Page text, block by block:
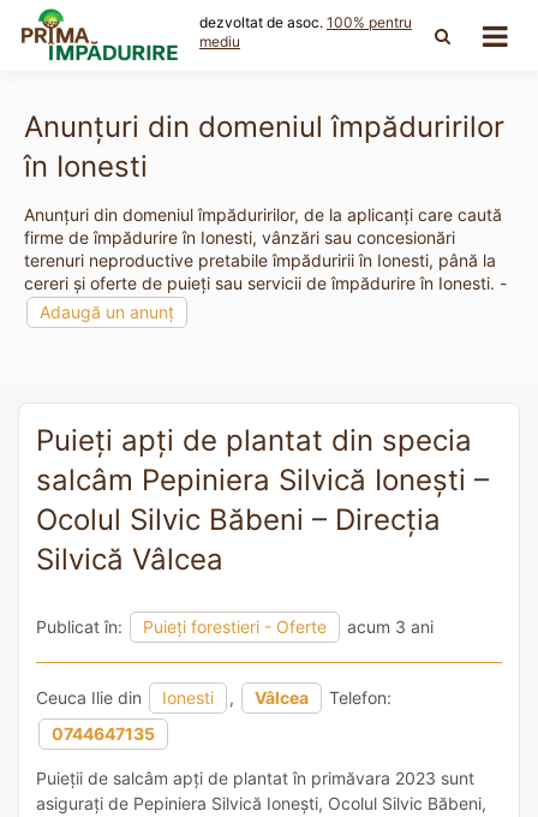
content
dezvoltat de asoc. 100% pentru
mediu
Anunțuri din domeniul împăduririlor
în Ionesti
Anunțuri din domeniul împăduririlor, de la aplicanți care caută
firme de împădurire în Ionesti, vânzări sau concesionări
terenuri neproductive pretabile împăduririi în Ionesti, până la
cereri și oferte de puieți sau servicii de împădurire în Ionesti. -
Adaugă un anunț
Puieți apți de plantat din specia
salcâm Pepiniera Silvică Ionești –
Ocolul Silvic Băbeni – Direcția
Silvică Vâlcea
Publicat în: Puieți forestieri - Oferte acum 3 ani
Ceuca Ilie din Ionesti , Vâlcea
Telefon:
0744647135
Puieții de salcâm apți de plantat în primăvara 2023 sunt
asigurați de Pepiniera Silvică Ionești, Ocolul Silvic Băbeni,